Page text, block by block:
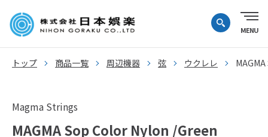
トップ 商品一覧 周辺機器 弦 ウクレレ
Magma Strings
MAGMA Sop Color Nylon /Green